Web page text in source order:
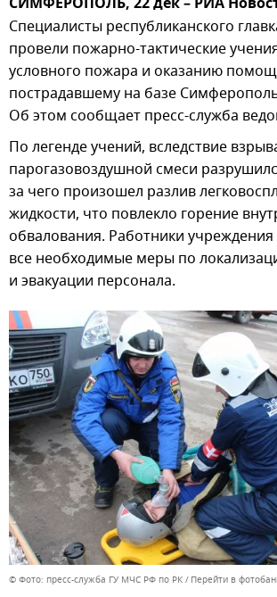
Специалисты республиканского
провели пожарно-тактические
условного пожара и оказанию
пострадавшему на базе
Об этом сообщает пресс-служба
По легенде учений, вследствие
парогазовоздушной смеси
за чего произошел разлив
жидкости, что повлекло горение
обвалования. Работники
все необходимые меры по
и эвакуации персонала.
© Фото: пресс-служба ГУ МЧС РФ по РК Перейти в